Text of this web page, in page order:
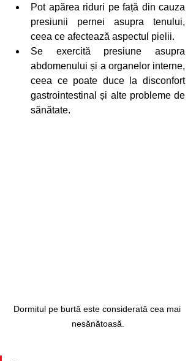
Pot apărea riduri pe față din cauza
presiunii pernei asupra tenului,
ceea ce afectează aspectul pielii.
Se exercită presiune asupra
abdomenului și a organelor interne,
ceea ce poate duce la disconfort
gastrointestinal și alte probleme de
sănătate.
Dormitul pe burtă este considerată cea mai
nesănătoasă.